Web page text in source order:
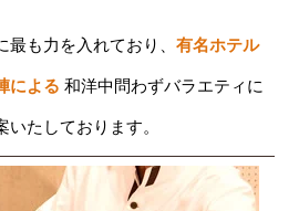
最も力を入れており、有名ホテル
による 和洋中問わずバラエティに
たしております。